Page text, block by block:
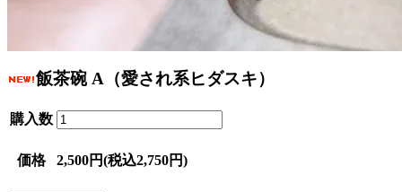
飯茶碗 A（愛され系ヒダスキ）
購入数
価格 2,500円(税込2,750円)